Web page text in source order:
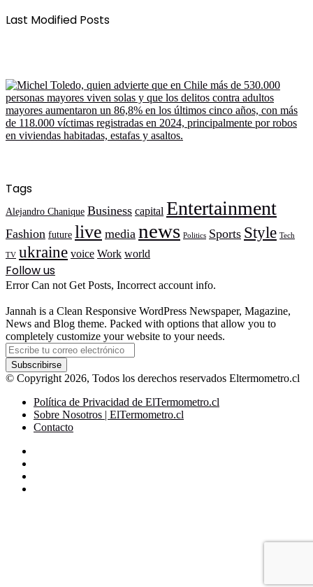
Last Modified Posts
Tags
Alejandro Chanique Business capital Entertainment
Fashion future live media news Politics Sports Style Tech
TV ukraine voice Work world
Follow us
Error Can not Get Posts, Incorrect account info.
Jannah is a Clean Responsive WordPress Newspaper, Magazine,
News and Blog theme. Packed with options that allow you to
completely customize your website to your needs.
Escribe
tu
correo
electrónico
© Copyright 2026, Todos los derechos reservados Eltermometro.cl
Política de Privacidad de ElTermometro.cl
Sobre Nosotros | ElTermometro.cl
Contacto